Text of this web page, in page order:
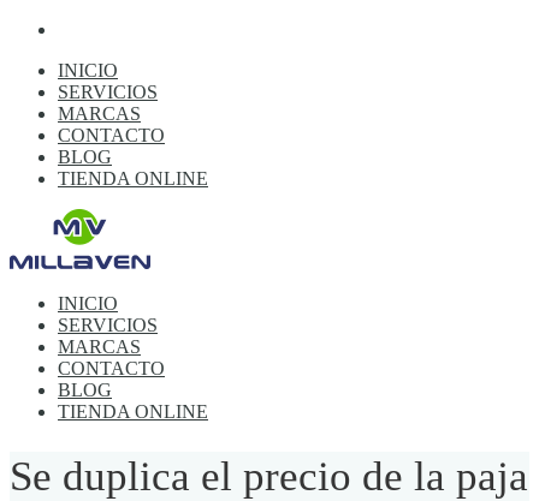
INICIO
SERVICIOS
MARCAS
CONTACTO
BLOG
TIENDA ONLINE
INICIO
SERVICIOS
MARCAS
CONTACTO
BLOG
TIENDA ONLINE
Se duplica el precio de la paja